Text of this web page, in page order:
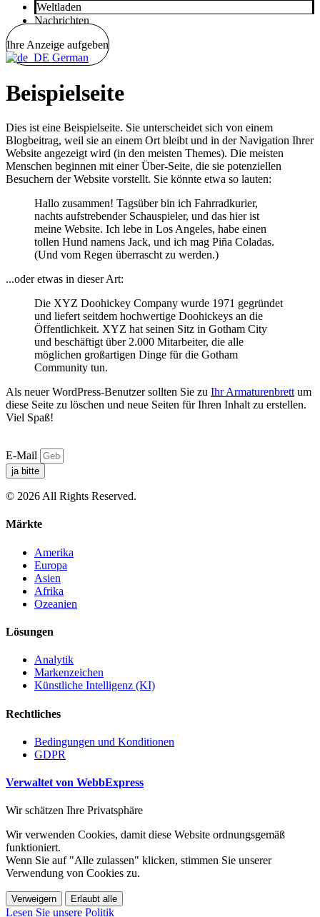
Weltladen
Nachrichten
Ihre Anzeige aufgeben
German
Beispielseite
Dies ist eine Beispielseite. Sie unterscheidet sich von einem
Blogbeitrag, weil sie an einem Ort bleibt und in der Navigation Ihrer
Website angezeigt wird (in den meisten Themes). Die meisten
Menschen beginnen mit einer Über-Seite, die sie potenziellen
Besuchern der Website vorstellt. Sie könnte etwa so lauten:
Hallo zusammen! Tagsüber bin ich Fahrradkurier,
nachts aufstrebender Schauspieler, und das hier ist
meine Website. Ich lebe in Los Angeles, habe einen
tollen Hund namens Jack, und ich mag Piña Coladas.
(Und vom Regen überrascht zu werden.)
...oder etwas in dieser Art:
Die XYZ Doohickey Company wurde 1971 gegründet
und liefert seitdem hochwertige Doohickeys an die
Öffentlichkeit. XYZ hat seinen Sitz in Gotham City
und beschäftigt über 2.000 Mitarbeiter, die alle
möglichen großartigen Dinge für die Gotham
Community tun.
Als neuer WordPress-Benutzer sollten Sie zu Ihr Armaturenbrett um
diese Seite zu löschen und neue Seiten für Ihren Inhalt zu erstellen.
Viel Spaß!
E-Mail
ja bitte
© 2026 All Rights Reserved.
Märkte
Amerika
Europa
Asien
Afrika
Ozeanien
Lösungen
Analytik
Markenzeichen
Künstliche Intelligenz (KI)
Rechtliches
Bedingungen und Konditionen
GDPR
Verwaltet von WebbExpress
Wir schätzen Ihre Privatsphäre
Wir verwenden Cookies, damit diese Website ordnungsgemäß
funktioniert.
Wenn Sie auf "Alle zulassen" klicken, stimmen Sie unserer
Verwendung von Cookies zu.
Verweigern Erlaubt alle
Lesen Sie unsere Politik